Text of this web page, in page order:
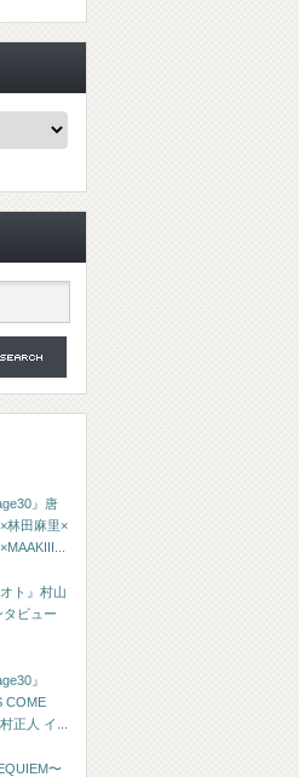
』唐
林田麻里×
ト』村山
タビュー
』
COME
正人 イ...
〜